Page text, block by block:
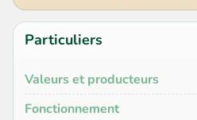
Particuliers
Valeurs et producteurs
Fonctionnement